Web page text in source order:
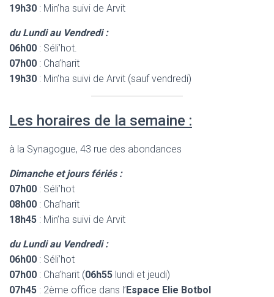
19h30 : Min’ha suivi de Arvit
du Lundi au Vendredi :
06h00 : Séli’hot.
07h00 : Cha’harit
19h30 : Min’ha suivi de Arvit (sauf vendredi)
Les horaires de la semaine :
à la Synagogue, 43 rue des abondances
Dimanche et jours fériés :
07h00 : Séli’hot
08h00 : Cha’harit
18h45 : Min’ha suivi de Arvit
du Lundi au Vendredi :
06h00 : Séli’hot
07h00 : Cha’harit (06h55 lundi et jeudi)
07h45 : 2ème office dans l’Espace Elie Botbol